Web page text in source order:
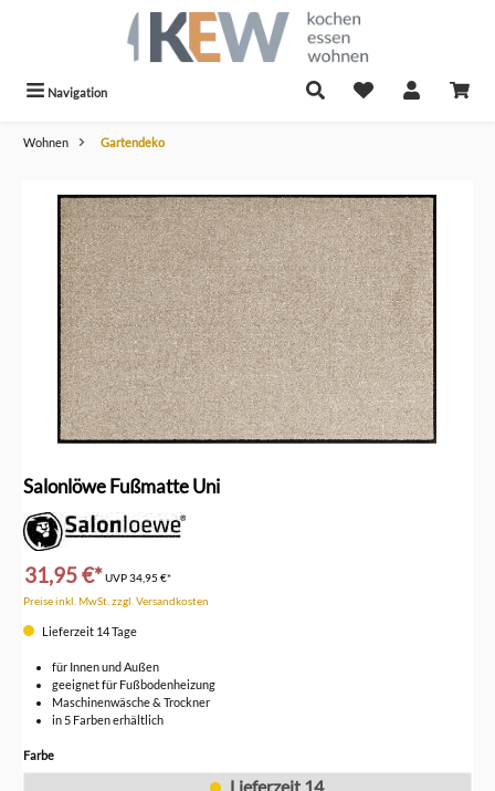
Navigation
Wohnen Gartendeko
Bildergalerie überspringen
Salonlöwe Fußmatte Uni
31,95 €*UVP34,95 €*
Preise inkl. MwSt. zzgl. Versandkosten
Lieferzeit 14 Tage
für Innen und Außen
geeignet für Fußbodenheizung
Maschinenwäsche & Trockner
in 5 Farben erhältlich
Farbeauswählen